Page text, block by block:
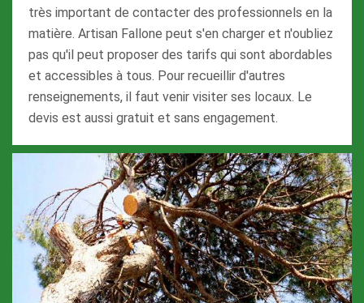
très important de contacter des professionnels en la
matière. Artisan Fallone peut s'en charger et n'oubliez
pas qu'il peut proposer des tarifs qui sont abordables
et accessibles à tous. Pour recueillir d'autres
renseignements, il faut venir visiter ses locaux. Le
devis est aussi gratuit et sans engagement.